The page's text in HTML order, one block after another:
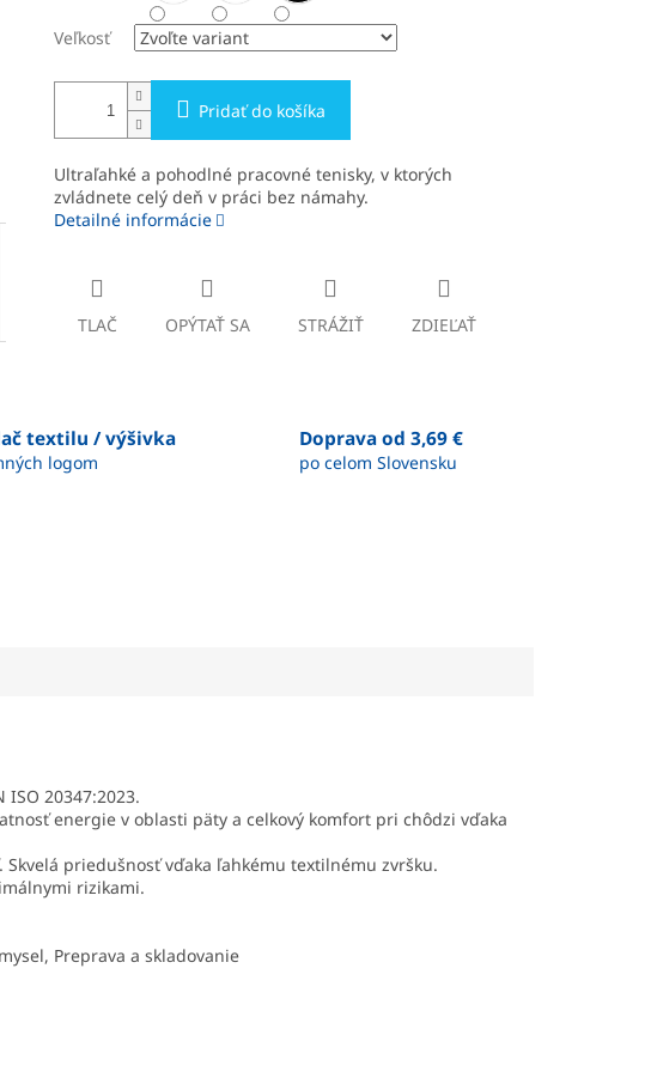
Veľkosť
Pridať do košíka
Ultraľahké a pohodlné pracovné tenisky, v ktorých
zvládnete celý deň v práci bez námahy.
Detailné informácie
TLAČ OPÝTAŤ SA STRÁŽIŤ ZDIEĽAŤ
textilu / výšivka
logom
Doprava od 3,69 €
po celom Slovensku
20347:2023.
energie v oblasti päty a celkový komfort pri chôdzi vďaka
priedušnosť vďaka ľahkému textilnému zvršku.
rizikami.
Preprava a skladovanie